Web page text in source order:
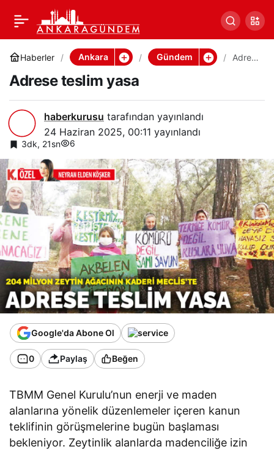
Haberler Ankara Gündem
Adres
Adrese teslim yasa
haberkurusu tarafından yayınlandı
24 Haziran 2025, 00:11 yayınlandı
3dk, 21sn 6
Google'da Abone Ol
0 Paylaş Beğen
TBMM Genel Kurulu’nun enerji ve maden
alanlarına yönelik düzenlemeler içeren kanun
teklifinin görüşmelerine bugün başlaması
bekleniyor. Zeytinlik alanlarda madenciliğe izin
Adrese teslim yasa 0 Paylaş